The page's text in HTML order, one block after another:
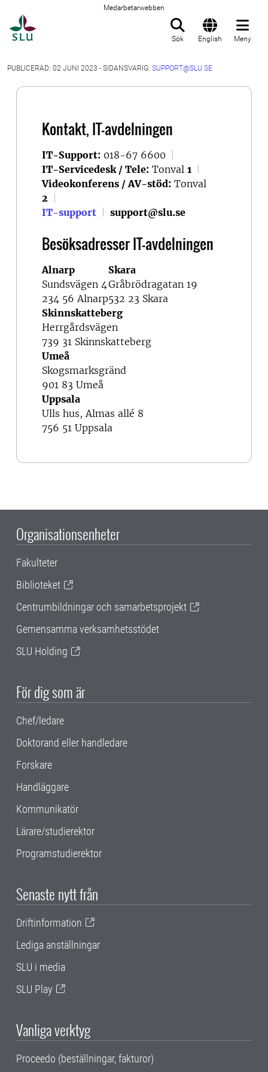
Medarbetarwebben
Sök English Meny
PUBLICERAD: 02 JUNI 2023 - SIDANSVARIG: SUPPORT@SLU.SE
Kontakt, IT-avdelningen
IT-Support: 018-67 6600
IT-Servicedesk / Tele: Tonval 1
Videokonferens / AV-stöd: Tonval
2
IT-support
support@slu.se
Besöksadresser IT-avdelningen
Alnarp
Sundsvägen 4
234 56 Alnarp
Skara
Gråbrödragatan 19
532 23 Skara
Skinnskatteberg
Herrgårdsvägen
739 31 Skinnskatteberg
Umeå
Skogsmarksgränd
901 83 Umeå
Uppsala
Ulls hus, Almas allé 8
756 51 Uppsala
Organisationsenheter
Fakulteter
Biblioteket
Centrumbildningar och samarbetsprojekt
Gemensamma verksamhetsstödet
SLU Holding
För dig som är
Chef/ledare
Doktorand eller handledare
Forskare
Handläggare
Kommunikatör
Lärare/studierektor
Programstudierektor
Senaste nytt från
Driftinformation
Lediga anställningar
SLU i media
SLU Play
Vanliga verktyg
Proceedo (beställningar, fakturor)